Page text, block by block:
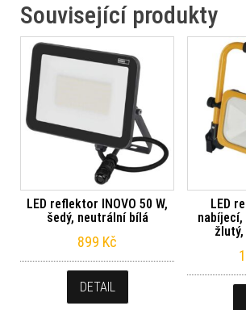
Související produkty
LED reflektor INOVO 50 W,
šedý, neutrální bílá
899 Kč
DETAIL
LED
nabíjecí,